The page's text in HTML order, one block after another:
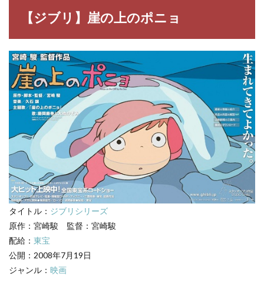
崖の
上の
2
【ジ
ブ
リ】
崖の
上の
ポニ
ョの
名
言・
名セ
リフ
2.1
ポニ
ョの
名
名セ
【ジブリ】崖の上のポニョ
タイトル： ジブリシリーズ
原作：宮崎駿 監督：宮崎駿
配給： 東宝
公開：2008年7月19日
ジャンル： 映画